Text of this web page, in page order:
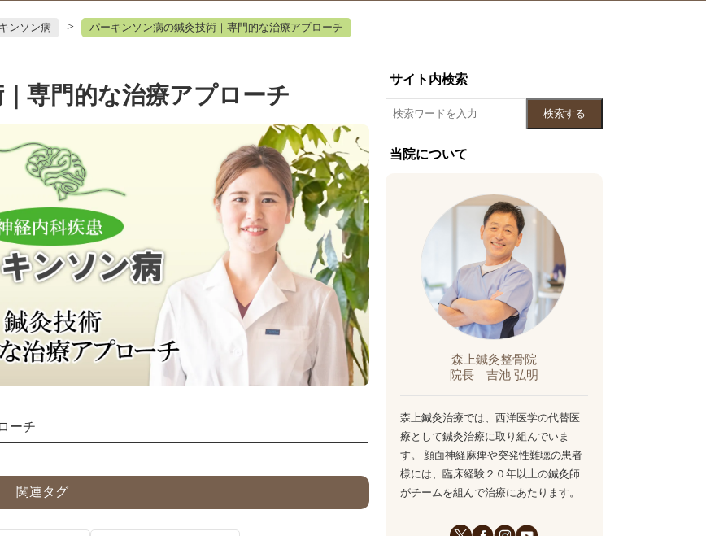
ンソン病 > パーキンソン病の鍼灸技術｜専門的な治療アプローチ
専門的な治療アプローチ
ーチ
関連タグ
サイト内検索
検索する
当院について
森上鍼灸整骨院
院長 吉池 弘明
森上鍼灸治療では、西洋医学の代替医
療として鍼灸治療に取り組んでいま
す。 顔面神経麻痺や突発性難聴の患者
様には、臨床経験２０年以上の鍼灸師
がチームを組んで治療にあたります。